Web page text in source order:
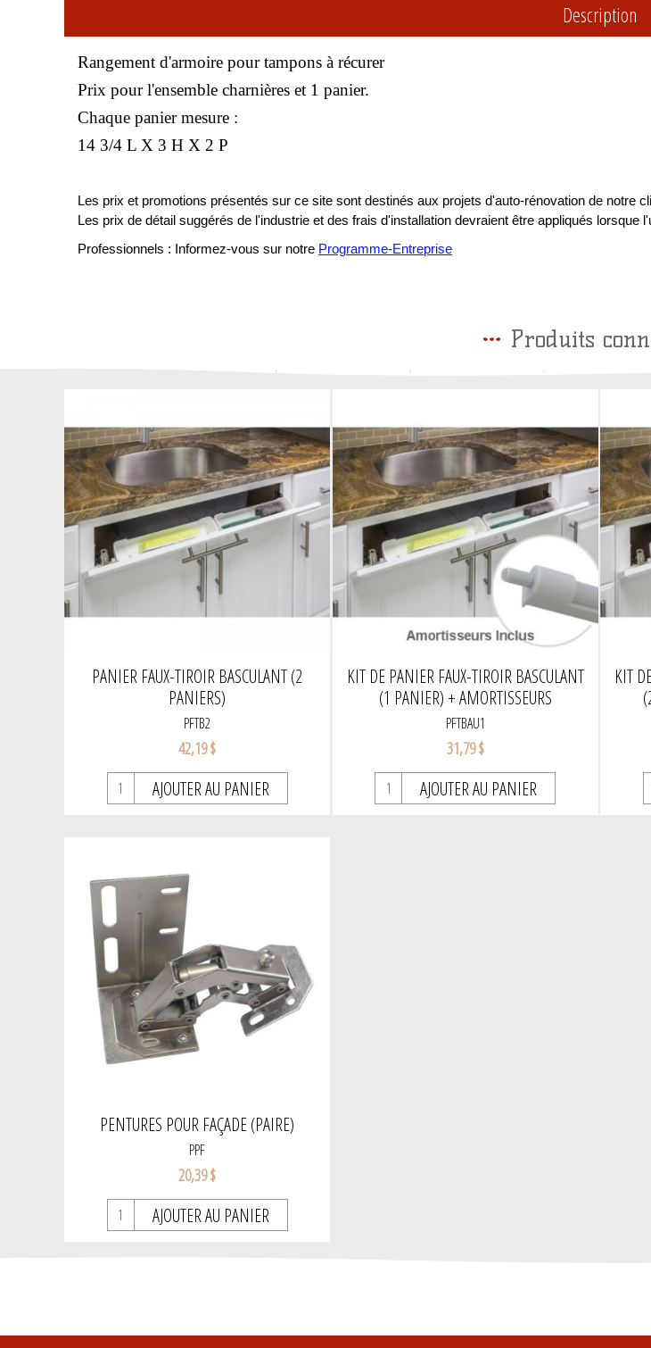
Description
Rangement d'armoire pour tampons à récurer
Prix pour l'ensemble charnières et 1 panier.
Chaque panier mesure :
14 3/4 L X 3 H X 2 P
Les prix et promotions présentés sur ce site sont destinés aux projets d'auto-rénovation de notre
Les prix de détail suggérés de l'industrie et des frais d'installation devraient être appliqués
Professionnels : Informez-vous sur notre Programme-Entreprise
Produits
PANIER FAUX-TIROIR BASCULANT (2
PANIERS)
PFTB2
42,19 $
AJOUTER AU PANIER
KIT DE PANIER FAUX-TIROIR BASCULANT
(1 PANIER) + AMORTISSEURS
PFTBAU1
31,79 $
AJOUTER AU PANIER
KIT
PENTURES POUR FAÇADE (PAIRE)
PPF
20,39 $
AJOUTER AU PANIER